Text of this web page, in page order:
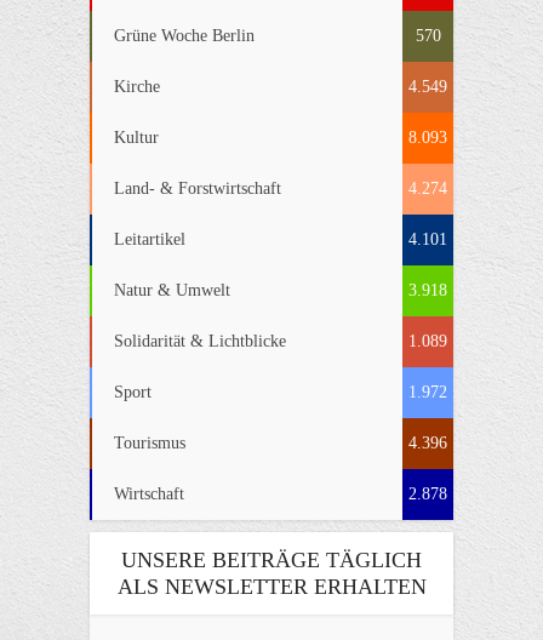
Grüne Woche Berlin 570
Kirche 4.549
Kultur 8.093
Land- & Forstwirtschaft 4.274
Leitartikel 4.101
Natur & Umwelt 3.918
Solidarität & Lichtblicke 1.089
Sport 1.972
Tourismus 4.396
Wirtschaft 2.878
UNSERE BEITRÄGE TÄGLICH
ALS NEWSLETTER ERHALTEN